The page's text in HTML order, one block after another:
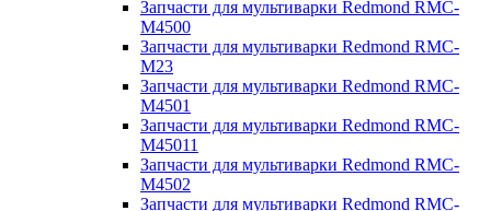
Запчасти для мультиварки Redmond RMC-
M4500
Запчасти для мультиварки Redmond RMC-
M23
Запчасти для мультиварки Redmond RMC-
M4501
Запчасти для мультиварки Redmond RMC-
M45011
Запчасти для мультиварки Redmond RMC-
M4502
Запчасти для мультиварки Redmond RMC-